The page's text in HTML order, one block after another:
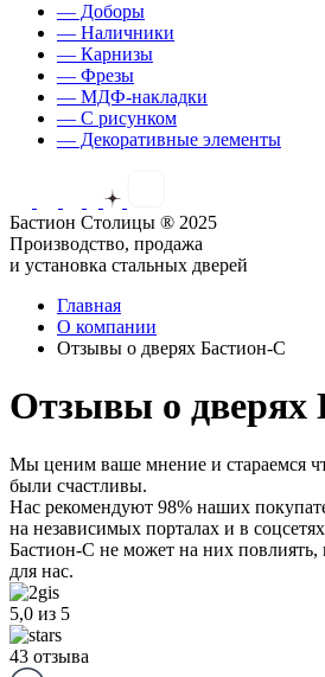
— Доборы
— Наличники
— Карнизы
— Фрезы
— МДФ-накладки
— С рисунком
— Декоративные элементы
Бастион Столицы ® 2025
Производство, продажа
и установка стальных дверей
Главная
О компании
Отзывы о дверях Бастион-С
Отзывы о дверях
Мы ценим ваше мнение и стараемся
были счастливы.
Нас рекомендуют 98% наших
на независимых порталах и в
Бастион-С не может на них
для нас.
5,0 из 5
43 отзыва